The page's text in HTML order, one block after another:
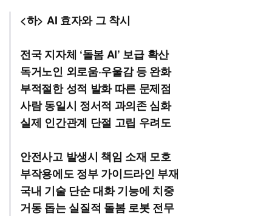
<하> AI 효자와 그 착시
전국 지자체 ‘돌봄 AI’ 보급 확산
독거노인 외로움·우울감 등 완화
부적절한 성적 발화 따른 문제점
사람 동일시 정서적 과의존 심화
실제 인간관계 단절 고립 우려도
안전사고 발생시 책임 소재 모호
부작용에도 정부 가이드라인 부재
국내 기술 단순 대화 기능에 치중
거동 돕는 실질적 돌봄 로봇 전무